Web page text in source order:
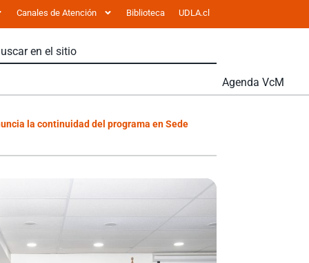
Canales de Atención Biblioteca UDLA.cl
Agenda VcM
la continuidad del programa en Sede